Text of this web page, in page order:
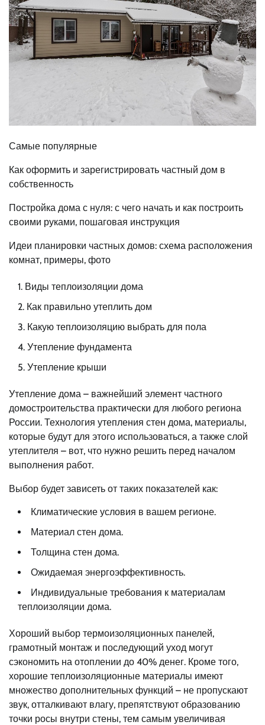
Самые популярные
Как оформить и зарегистрировать частный дом в
собственность
Постройка дома с нуля: с чего начать и как построить
своими руками, пошаговая инструкция
Идеи планировки частных домов: схема расположения
комнат, примеры, фото
Виды теплоизоляции дома
Как правильно утеплить дом
Какую теплоизоляцию выбрать для пола
Утепление фундамента
Утепление крыши
Утепление дома – важнейший элемент частного
домостроительства практически для любого региона
России. Технология утепления стен дома, материалы,
которые будут для этого использоваться, а также слой
утеплителя – вот, что нужно решить перед началом
выполнения работ.
Выбор будет зависеть от таких показателей как:
Климатические условия в вашем регионе.
Материал стен дома.
Толщина стен дома.
Ожидаемая энергоэффективность.
Индивидуальные требования к материалам
теплоизоляции дома.
Хороший выбор термоизоляционных панелей,
грамотный монтаж и последующий уход могут
сэкономить на отоплении до 40% денег. Кроме того,
хорошие теплоизоляционные материалы имеют
множество дополнительных функций – не пропускают
звук, отталкивают влагу, препятствуют образованию
точки росы внутри стены, тем самым увеличивая